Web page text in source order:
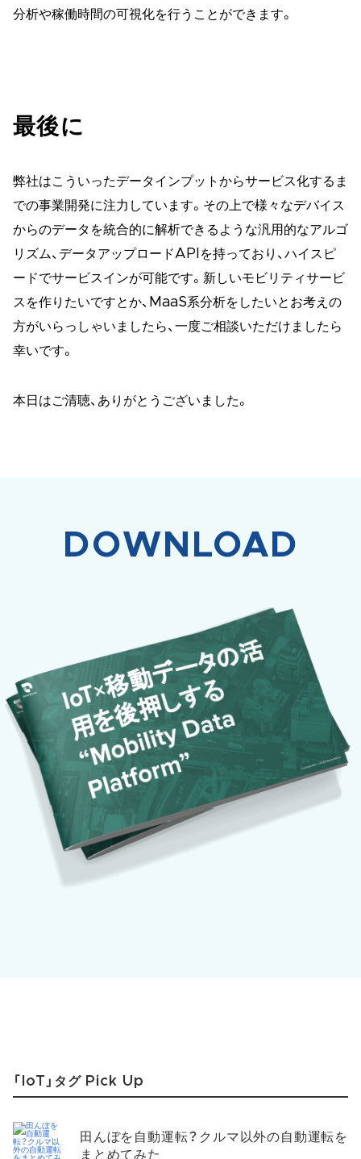
分析や稼働時間の可視化を行うことができます。
最後に
弊社はこういったデータインプットからサービス化するま
での事業開発に注力しています。その上で様々なデバイス
からのデータを統合的に解析できるような汎用的なアルゴ
リズム、データアップロードAPIを持っており、ハイスピ
ードでサービスインが可能です。新しいモビリティサービ
スを作りたいですとか、MaaS系分析をしたいとお考えの
方がいらっしゃいましたら、一度ご相談いただけましたら
幸いです。
本日はご清聴、ありがとうございました。
DOWNLOAD
「IoT」タグ Pick Up
田んぼを自動運転？クルマ以外の自動運転を
まとめてみた